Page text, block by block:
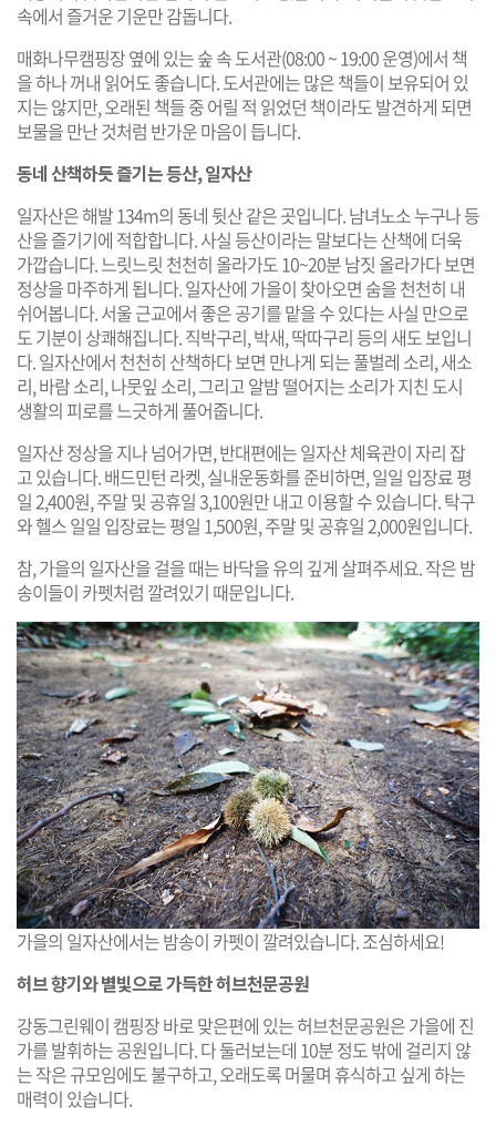
속에서 즐거운 기운만 감돕니다.
매화나무캠핑장 옆에 있는 숲 속 도서관(08:00 ~ 19:00 운영)에서 책
을 하나 꺼내 읽어도 좋습니다. 도서관에는 많은 책들이 보유되어 있
지는 않지만, 오래된 책들 중 어릴 적 읽었던 책이라도 발견하게 되면
보물을 만난 것처럼 반가운 마음이 듭니다.
동네 산책하듯 즐기는 등산, 일자산
일자산은 해발 134m의 동네 뒷산 같은 곳입니다. 남녀노소 누구나 등
산을 즐기기에 적합합니다. 사실 등산이라는 말보다는 산책에 더욱
가깝습니다. 느릿느릿 천천히 올라가도 10~20분 남짓 올라가다 보면
정상을 마주하게 됩니다. 일자산에 가을이 찾아오면 숨을 천천히 내
쉬어봅니다. 서울 근교에서 좋은 공기를 맡을 수 있다는 사실 만으로
도 기분이 상쾌해집니다. 직박구리, 박새, 딱따구리 등의 새도 보입니
다. 일자산에서 천천히 산책하다 보면 만나게 되는 풀벌레 소리, 새소
리, 바람 소리, 나뭇잎 소리, 그리고 알밤 떨어지는 소리가 지친 도시
생활의 피로를 느긋하게 풀어줍니다.
일자산 정상을 지나 넘어가면, 반대편에는 일자산 체육관이 자리 잡
고 있습니다. 배드민턴 라켓, 실내운동화를 준비하면, 일일 입장료 평
일 2,400원, 주말 및 공휴일 3,100원만 내고 이용할 수 있습니다. 탁구
와 헬스 일일 입장료는 평일 1,500원, 주말 및 공휴일 2,000원입니다.
참, 가을의 일자산을 걸을 때는 바닥을 유의 깊게 살펴주세요. 작은 밤
송이들이 카펫처럼 깔려있기 때문입니다.
가을의 일자산에서는 밤송이 카펫이 깔려있습니다. 조심하세요!
허브 향기와 별빛으로 가득한 허브천문공원
강동그린웨이 캠핑장 바로 맞은편에 있는 허브천문공원은 가을에 진
가를 발휘하는 공원입니다. 다 둘러보는데 10분 정도 밖에 걸리지 않
는 작은 규모임에도 불구하고, 오래도록 머물며 휴식하고 싶게 하는
매력이 있습니다.